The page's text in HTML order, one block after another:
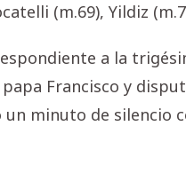
(m.69), Yildiz
a la
Francisco y
un minuto de silencio